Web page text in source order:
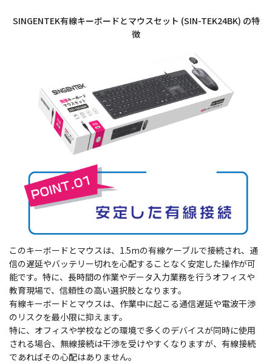
SINGENTEK有線キーボードとマウスセット (SIN-TEK24BK) の特
徴
このキーボードとマウスは、1.5mの有線ケーブルで接続され、通
信の遅延やバッテリー切れを心配することなく安定した操作が可
能です。特に、長時間の作業やデータ入力業務を行うオフィスや
教育現場で、信頼性の高い選択肢となります。
有線キーボードとマウスは、作業中に起こる通信遅延や電波干渉
のリスクを最小限に抑えます。
特に、オフィスや学校などの環境で多くのデバイスが同時に使用
される場合、無線接続は干渉を受けやすくなりますが、有線接続
であればその心配はありません。